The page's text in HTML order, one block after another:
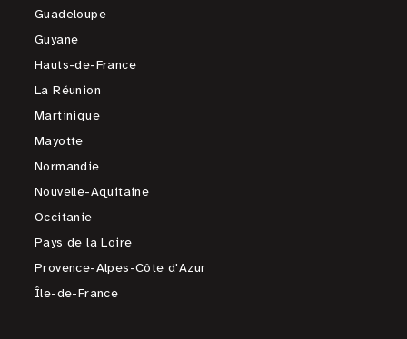
Guadeloupe
Guyane
Hauts-de-France
La Réunion
Martinique
Mayotte
Normandie
Nouvelle-Aquitaine
Occitanie
Pays de la Loire
Provence-Alpes-Côte d'Azur
Île-de-France